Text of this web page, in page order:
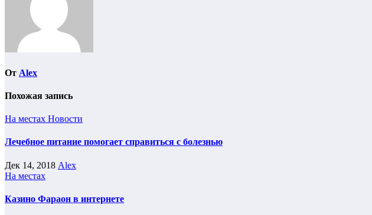
От Alex
Похожая запись
На местах Новости
Лечебное питание помогает справиться с болезнью
Дек 14, 2018 Alex
На местах
Казино Фараон в интернете